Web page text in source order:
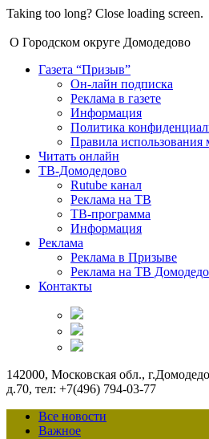
Taking too long? Close loading screen.
О Городском округе Домодедово
Газета “Призыв”
Он-лайн подписка
Реклама в газете
Информация
Политика
Правила использования
Читать онлайн
ТВ-Домодедово
Rutube канал
Реклама на ТВ
ТВ-программа
Информация
Реклама
Реклама в Призыве
Реклама на ТВ
Контакты
142000, Московская обл.,
д.70, тел: +7(496) 794-03-77
Все новости
Важное